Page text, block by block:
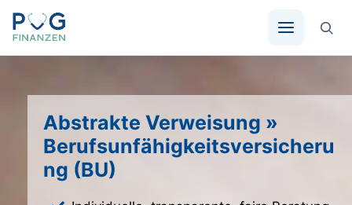
Abstrakte Verweisung »
Berufsunfähigkeitsversicheru
ng (BU)